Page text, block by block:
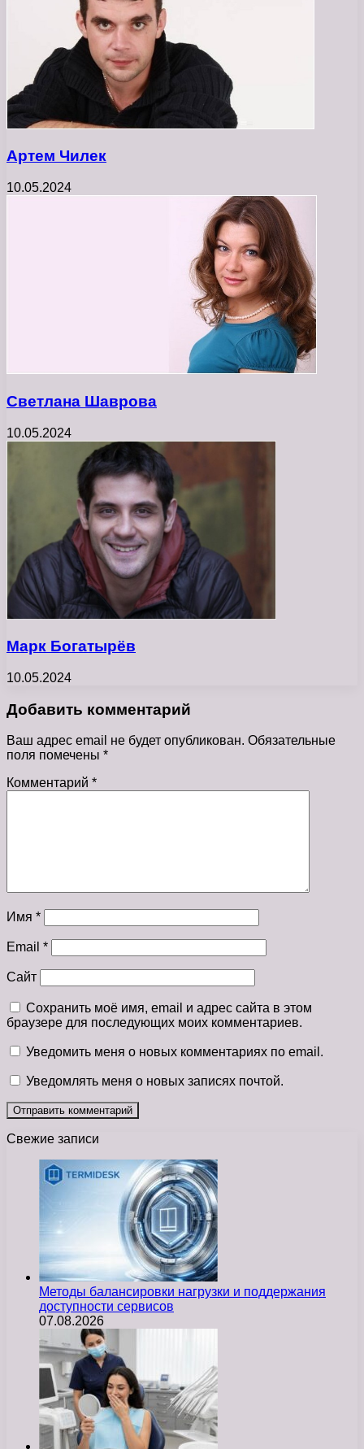
Артем Чилек
10.05.2024
Светлана Шаврова
10.05.2024
Марк Богатырёв
10.05.2024
Добавить комментарий
Ваш адрес email не будет опубликован. Обязательные
поля помечены *
Комментарий *
Имя *
Email *
Сайт
Сохранить моё имя, email и адрес сайта в этом
браузере для последующих моих комментариев.
Уведомить меня о новых комментариях по email.
Уведомлять меня о новых записях почтой.
Свежие записи
Методы балансировки нагрузки и поддержания
доступности сервисов
07.08.2026